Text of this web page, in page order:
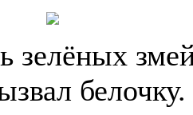
зелёных
белочку.